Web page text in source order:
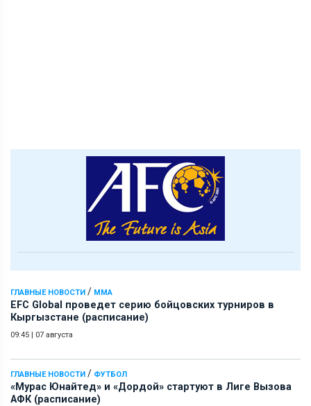
ГЛАВНЫЕ НОВОСТИ / ММА
EFC Global проведет серию бойцовских турниров в
Кыргызстане (расписание)
09:45 | 07 августа
ГЛАВНЫЕ НОВОСТИ / ФУТБОЛ
«Мурас Юнайтед» и «Дордой» стартуют в Лиге Вызова
АФК (расписание)